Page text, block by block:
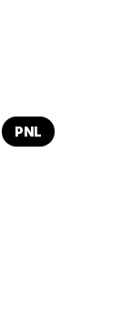
PNL